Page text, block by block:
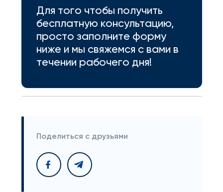
Для того чтобы получить
бесплатную консультацию,
просто заполните форму
ниже и мы свяжемся с вами в
течении рабочего дня!
Поделиться с друзьями